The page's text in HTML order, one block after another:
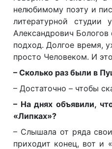
нелюбимому поэту и
литературной студии
Александрович
подход. Долгое время,
просто Человеком. И
– Сколько раз были в
– Достаточно – чтобы
– На днях объявили,
«Липках»?
– Слышала от ряда
приходит конец, вот и